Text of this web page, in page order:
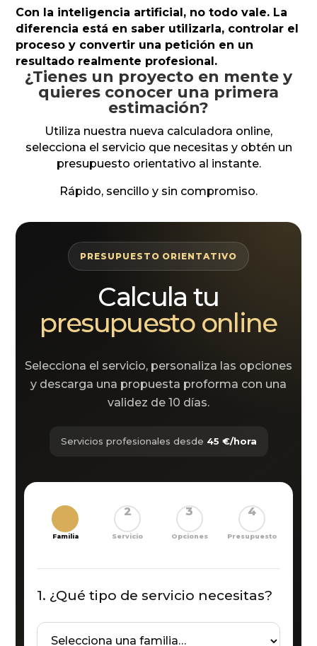
Con la inteligencia artificial, no todo vale. La
diferencia está en saber utilizarla, controlar el
proceso y convertir una petición en un
resultado realmente profesional.
¿Tienes un proyecto en mente y
quieres conocer una primera
estimación?
Utiliza nuestra nueva calculadora online,
selecciona el servicio que necesitas y obtén un
presupuesto orientativo al instante.
Rápido, sencillo y sin compromiso.
PRESUPUESTO ORIENTATIVO
Calcula tu
presupuesto online
Selecciona el servicio, personaliza las opciones
y descarga una propuesta proforma con una
validez de 10 días.
Servicios profesionales desde 45 €/hora
Familia
2
Servicio
3
Opciones
4
Presupuesto
1. ¿Qué tipo de servicio necesitas?